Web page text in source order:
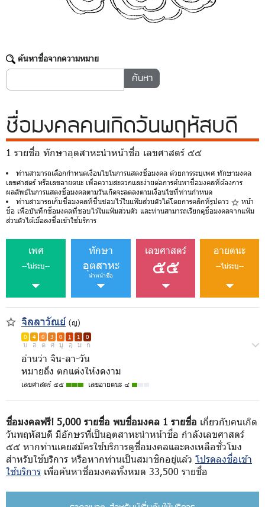
ค้นหาชื่อจากความหมาย
ชื่อมงคลคนเกิดวันพฤหัสบดี
1 รายชื่อ ทักษาอุตสาหะนำหน้าชื่อ เลขศาสตร์ ๕๕
ท่านสามารถเลือกกำหนดเงื่อนไขในการแสดงชื่อมงคล ด้วยการระบุเพศ ทักษามงคล
เลขศาสตร์ หรือเลขอายตนะ เพื่อความสะดวกและง่ายต่อการค้นหาชื่อมงคลที่ต้องการ
ผลลัพธ์ในการแสดงชื่อมงคลตามวันเกิดจะลดลงตามเงื่อนไขที่ท่านกำหนด
ท่านสามารถเก็บชื่อมงคลที่ชื่นชอบไว้ในแฟ้มส่วนตัวได้โดยการคลิกที่รูปดาว
หน้า
ชื่อ เพื่อบันทึกชื่อมงคลที่ชอบไว้ในแฟ้มส่วนตัว และท่านสามารถเรียกดูชื่อมงคลจากแฟ้ม
ส่วนตัวได้เมื่อลงชื่อเข้าใช้บริการ
เพศ
--ไม่ระบุ--
ทักษา
อุตสาหะ
นำหน้าชื่อ
เลขศาสตร์
๕๕
อายตนะ
--ไม่ระบุ--
จิลลาวัณย์ (ญ)
0 4 0 3 0 1 1 0
บ อ ด ศ มู อุ ม ก
อ่านว่า จิน-ลา-วัน
หมายถึง ตกแต่งให้งดงาม
เลขศาสตร์ ๕๕ เลขอายตนะ ๔
ชื่อมงคลฟรี! 5,000 รายชื่อ พบชื่อมงคล 1 รายชื่อ เกี่ยวกับคนเกิด
วันพฤหัสบดี มีอักษรที่เป็นอุตสาหะนำหน้าชื่อ กำลังเลขศาสตร์
๕๕ หากท่านเคยสมัครใช้บริการดูชื่อมงคลและคงเหลือชั่วโมง
สำหรับใช้บริการ หรือหากท่านเป็นสมาชิกอยู่แล้ว โปรดลงชื่อเข้า
ใช้บริการ เพื่อค้นหาชื่อมงคลทั้งหมด 33,500 รายชื่อ